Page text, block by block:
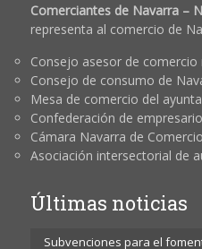
Comerciantes de Navarra –
representa al comercio de
Consejo asesor de
Consejo de consumo de
Mesa de comercio del
Confederación de
Cámara Navarra de
Asociación intersectorial de
Últimas noticias
Subvenciones para el